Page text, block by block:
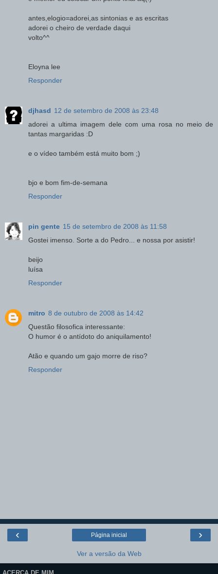
antes,elogio=adorei,as sintonias e as escritas
adorei o cheiro de verdade daqui
volto^^
Eloyna lee
Responder
djhasd 12 de setembro de 2008 às 23:48
adorei a ultima imagem dele com uma rosa no meio de
tantas margaridas :D
e o vídeo também está muito bom ;)
bjo e bom fim-de-semana
Responder
pin gente 15 de setembro de 2008 às 11:58
Gostei imenso. Sorte a do Pedro... e nossa por asistir!
beijo
luísa
Responder
mitro 8 de outubro de 2008 às 14:42
Questão filosofica interessante:
O humor é o antídoto do aniquilamento!
Atão e quando um gajo morre de riso?
Responder
‹ ›
Página inicial
Ver a versão da Web